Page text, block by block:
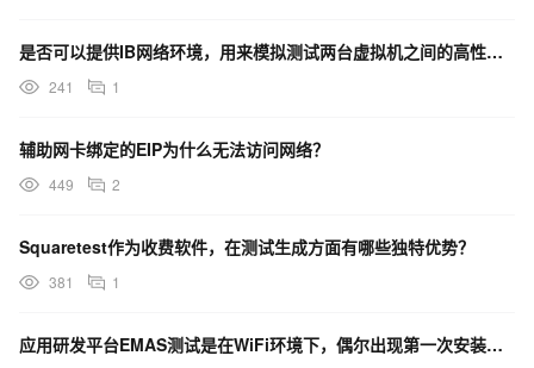
是否可以提供IB网络环境，用来模拟测试两台虚拟机之间的高性能数据传输？
241 1
辅助网卡绑定的EIP为什么无法访问网络？
449 2
Squaretest作为收费软件，在测试生成方面有哪些独特优势？
381 1
应用研发平台EMAS测试是在WiFi环境下，偶尔出现第一次安装打开时APP内其他功能网络正常怎么办？